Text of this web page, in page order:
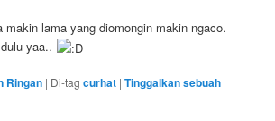
makin lama yang diomongin makin ngaco.
yaa..
Ringan | Di-tag curhat |Tinggalkan sebuah